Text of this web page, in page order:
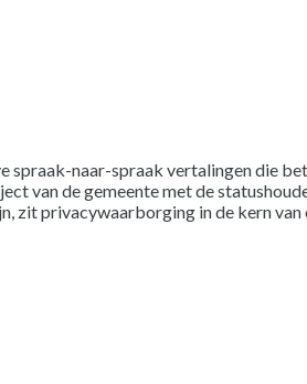
naar-spraak vertalingen die
van de gemeente met de
zit privacywaarborging in de kern van